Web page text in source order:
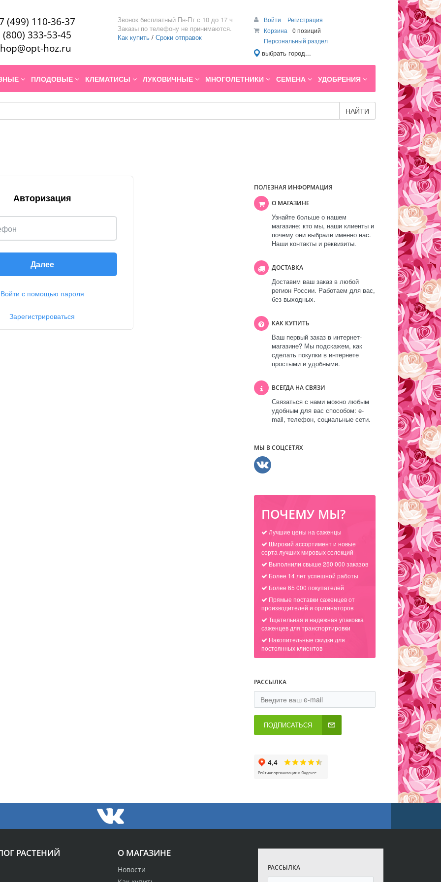
(499) 110-36-37
(800) 333-53-45
hoz.ru
Звонок бесплатный Пн-Пт с 10 до 17 ч
Заказы по телефону не принимаются.
Как купить / Сроки отправок
Войти
Регистрация
Корзина
0 позиций
Персональный раздел
выбрать город...
ПЛОДОВЫЕ КЛЕМАТИСЫ ЛУКОВИЧНЫЕ МНОГОЛЕТНИКИ СЕМЕНА УДОБРЕНИЯ
НАЙТИ
Авторизация
Далее
Войти с помощью пароля
Зарегистрироваться
ПОЛЕЗНАЯ ИНФОРМАЦИЯ
О МАГАЗИНЕ
Узнайте больше о нашем
магазине: кто мы, наши клиенты и
почему они выбрали именно нас.
Наши контакты и реквизиты.
ДОСТАВКА
Доставим ваш заказ в любой
регион России. Работаем для вас,
без выходных.
КАК КУПИТЬ
Ваш первый заказ в интернет-
магазине? Мы подскажем, как
сделать покупки в интернете
простыми и удобными.
ВСЕГДА НА СВЯЗИ
Связаться с нами можно любым
удобным для вас способом: e-
mail, телефон, социальные сети.
МЫ В СОЦСЕТЯХ
ПОЧЕМУ МЫ?
Лучшие цены на саженцы
Широкий ассортимент и новые
сорта лучших мировых селекций
Выполнили свыше 250 000 заказов
Более 14 лет успешной работы
Более 65 000 покупателей
Прямые поставки саженцев от
производителей и оригинаторов
Тщательная и надежная упаковка
саженцев для транспортировки
Накопительные скидки для
постоянных клиентов
РАССЫЛКА
ПОДПИСАТЬСЯ
О МАГАЗИНЕ
Новости
РАСТЕНИЙ
РАССЫЛКА